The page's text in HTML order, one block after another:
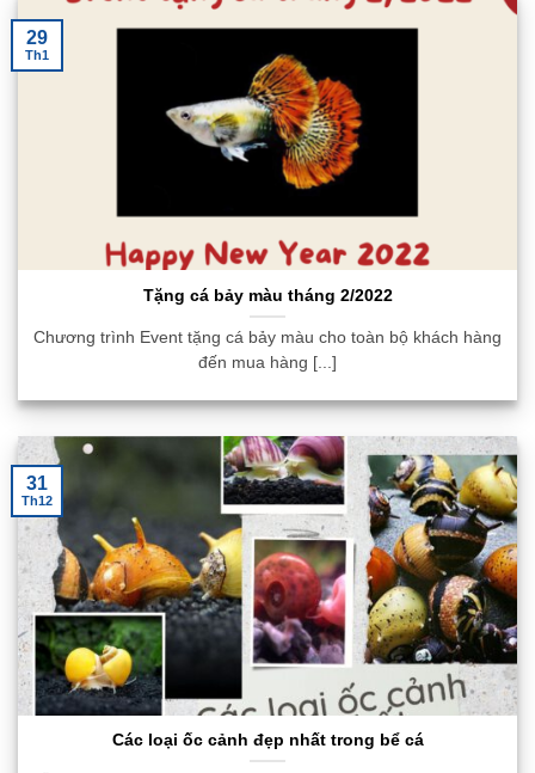
Tặng cá bảy màu tháng 2/2022
Chương trình Event tặng cá bảy màu cho toàn bộ khách hàng
đến mua hàng [...]
29
Th1
Các loại ốc cảnh đẹp nhất trong bể cá
31
Th12